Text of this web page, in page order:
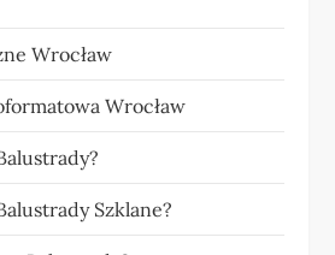
Wrocław
Wrocław
Szklane?